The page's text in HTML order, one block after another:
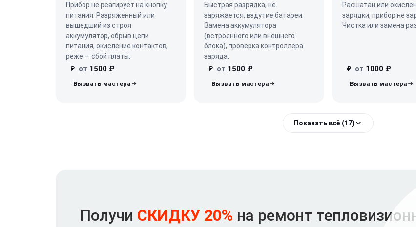
Прибор не реагирует на кнопку
питания. Разряженный или
вышедший из строя
аккумулятор, обрыв цепи
питания, окисление контактов,
реже — сбой платы.
₽ от 1500 ₽
Быстрая разрядка, не
заряжается, вздутие батареи.
Замена аккумулятора
(встроенного или внешнего
блока), проверка контроллера
заряда.
₽ от 1500 ₽
Расшатан или
зарядки, прибор не
Чистка или замена
₽ от 1000 ₽
Показать всё (17)
Получи СКИДКУ 20% на ремонт